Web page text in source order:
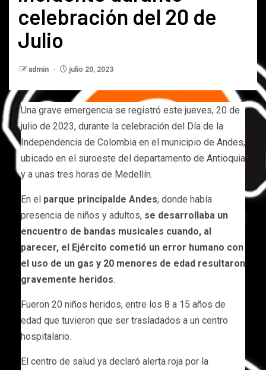
celebración del 20 de
Julio
admin julio 20, 2023
Una grave emergencia se registró este jueves, 20 de
julio de 2023, durante la celebración del Día de la
Independencia de Colombia en el municipio de Andes,
ubicado en el suroeste del departamento de Antioquia
y a unas tres horas de Medellín.
En el parque principalde Andes, donde había
presencia de niños y adultos, se desarrollaba un
encuentro de bandas musicales cuando, al
parecer, el Ejército cometió un error humano con
el uso de un gas y 20 menores de edad resultaron
gravemente heridos.
Fueron 20 niños heridos, entre los 8 a 15 años de
edad que tuvieron que ser trasladados a un centro
hospitalario.
El centro de salud ya declaró alerta roja por la